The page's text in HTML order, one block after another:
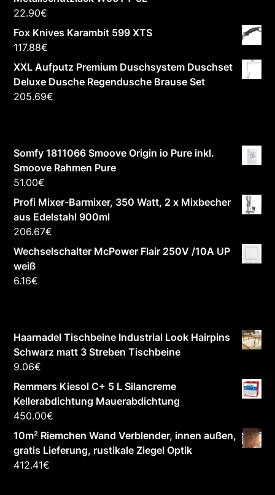
22.90€
Fox Knives Karambit 599 XTS
117.88€
XXL Aufputz Premium Duschsystem Duschset
Deluxe Dusche Regendusche Brause Set
205.69€
Somfy 1811066 Smoove Origin io Pure inkl.
Smoove Rahmen Pure
51.00€
Profi Mixer-Barmixer, 350 Watt, 2 x Mixbecher
aus Edelstahl 900ml
206.67€
Wechselschalter McPower Flair 250V /10A UP
weiß
6.16€
Haarnadel Tischbeine Industrial Look Hairpins
Schwarz matt 3 Streben Tischbeine
9.06€
Remmers Kiesol C+ 5 L Silancreme
Kellerabdichtung Mauerabdichtung
450.00€
10m² Riemchen Wand Verblender, innen außen,
gratis Lieferung, rustikale Ziegel Optik
412.41€